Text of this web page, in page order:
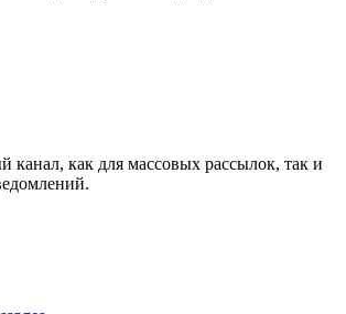
как для массовых рассылок, так и